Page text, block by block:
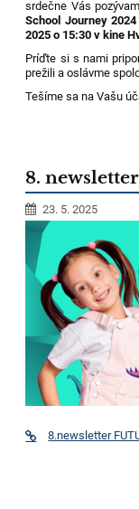
srdečne Vás
School Journey
2025 o 15:30 v kine
Príďte si s nami
prežili a oslávme
Tešíme sa na Vašu
8.
23. 5. 2025
8.newsletter